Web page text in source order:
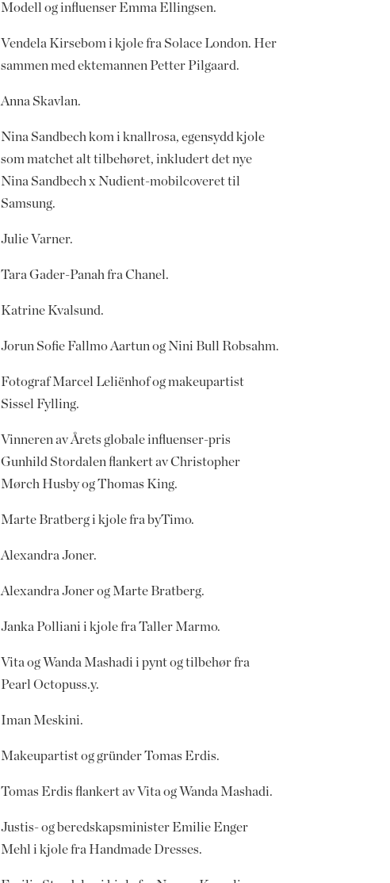
Modell og influenser Emma Ellingsen.
Vendela Kirsebom i kjole fra Solace London. Her
sammen med ektemannen Petter Pilgaard.
Anna Skavlan.
Nina Sandbech kom i knallrosa, egensydd kjole
som matchet alt tilbehøret, inkludert det nye
Nina Sandbech x Nudient-mobilcoveret til
Samsung.
Julie Varner.
Tara Gader-Panah fra Chanel.
Katrine Kvalsund.
Jorun Sofie Fallmo Aartun og Nini Bull Robsahm.
Fotograf Marcel Leliënhof og makeupartist
Sissel Fylling.
Vinneren av Årets globale influenser-pris
Gunhild Stordalen flankert av Christopher
Mørch Husby og Thomas King.
Marte Bratberg i kjole fra byTimo.
Alexandra Joner.
Alexandra Joner og Marte Bratberg.
Janka Polliani i kjole fra Taller Marmo.
Vita og Wanda Mashadi i pynt og tilbehør fra
Pearl Octopuss.y.
Iman Meskini.
Makeupartist og gründer Tomas Erdis.
Tomas Erdis flankert av Vita og Wanda Mashadi.
Justis- og beredskapsminister Emilie Enger
Mehl i kjole fra Handmade Dresses.